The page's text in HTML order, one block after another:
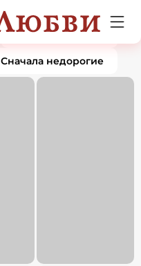
Сначала дорогие
Сначала недорогие